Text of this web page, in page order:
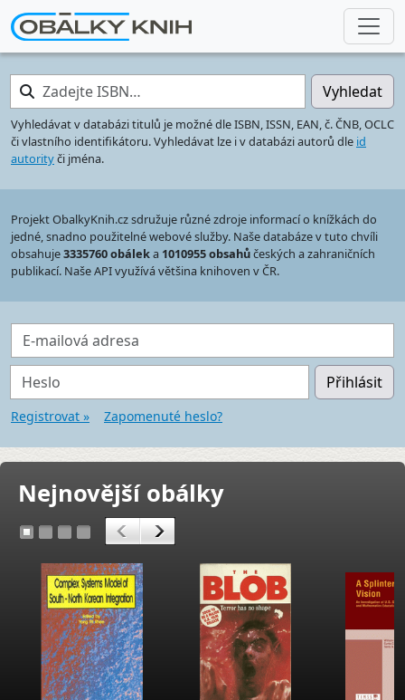
Zadejte ISBN… Vyhledat
Vyhledávat v databázi titulů je možné dle ISBN, ISSN, EAN, č. ČNB, OCLC
či vlastního identifikátoru. Vyhledávat lze i v databázi autorů dle id
autorityči jména.
Projekt ObalkyKnih.cz sdružuje různé zdroje informací o knížkách do
jedné, snadno použitelné webové služby. Naše databáze v tuto chvíli
obsahuje3335760 obáleka 1010955 obsahůčeských a zahraničních
publikací. Naše API využívá většina knihoven v ČR.
E-mailová adresa
Heslo Přihlásit
Registrovat » Zapomenuté heslo?
Nejnovější obálky
1 2 3 4 < >